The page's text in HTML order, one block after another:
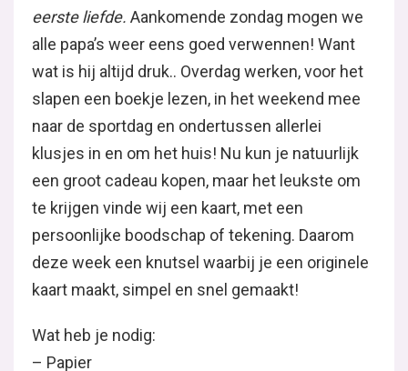
eerste liefde. Aankomende zondag mogen we
alle papa’s weer eens goed verwennen! Want
wat is hij altijd druk.. Overdag werken, voor het
slapen een boekje lezen, in het weekend mee
naar de sportdag en ondertussen allerlei
klusjes in en om het huis! Nu kun je natuurlijk
een groot cadeau kopen, maar het leukste om
te krijgen vinde wij een kaart, met een
persoonlijke boodschap of tekening. Daarom
deze week een knutsel waarbij je een originele
kaart maakt, simpel en snel gemaakt!
Wat heb je nodig:
– Papier